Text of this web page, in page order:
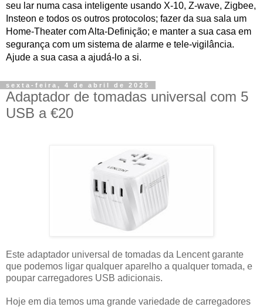
seu lar numa casa inteligente usando X-10, Z-wave, Zigbee,
Insteon e todos os outros protocolos; fazer da sua sala um
Home-Theater com Alta-Definição; e manter a sua casa em
segurança com um sistema de alarme e tele-vigilância.
Ajude a sua casa a ajudá-lo a si.
sexta-feira, 4 de abril de 2025
Adaptador de tomadas universal com 5
USB a €20
Este adaptador universal de tomadas da Lencent garante
que podemos ligar qualquer aparelho a qualquer tomada, e
poupar carregadores USB adicionais.
Hoje em dia temos uma grande variedade de carregadores